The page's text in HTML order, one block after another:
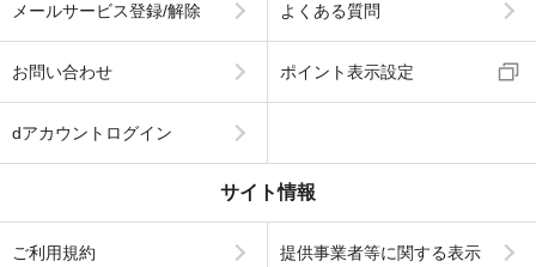
メールサービス登録/解除 よくある質問
お問い合わせ ポイント表示設定
dアカウントログイン
サイト情報
ご利用規約 提供事業者等に関する表示